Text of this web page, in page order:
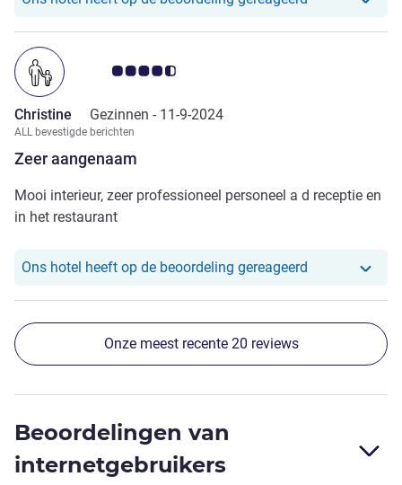
Zeer aangenaam
Avis-klantbeoordeling 4.5/5
Christine Gezinnen - 11-9-2024
ALL bevestigde berichten
Mooi interieur, zeer professioneel personeel a d receptie en
in het restaurant
Ons hotel heeft op de beoordeling gereageerd Ons hotel
Onze meest recente 20 reviews
Beoordelingen van
internetgebruikers